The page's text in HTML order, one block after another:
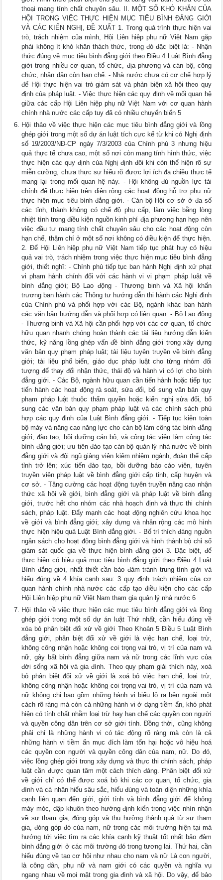
thoại mang tính chất chuyên sâu. II. MỘT SỐ KHÓ KHĂN CỦA
HỘI TRONG VIỆC THỰC HIỆN MỤC TIÊU BÌNH ĐẲNG GIỚI
VÀ CÁC KIẾN NGHỊ, ĐỀ XUẤT 1. Trong quá trình thực hiện vai
trò, trách nhiệm của mình, Hội Liên hiệp phụ nữ Việt Nam gặp
phải không ít khó khăn thách thức, trong đó đặc biệt là: - Nhận
thức đúng về mục tiêu bình đẳng giới theo Điều 4 Luật Bình đẳng
giới trong nhiều cơ quan, tổ chức, địa phương và cán bộ, công
chức, nhân dân còn hạn chế. - Nhà nước chưa có cơ chế hợp lý
để Hội thực hiện vai trò giám sát và phản biện xã hội theo quy
định của pháp luật. - Việc thực hiện các quy định về mối quan hệ
giữa các cấp Hội Liên hiệp phụ nữ Việt Nam với cơ quan hành
chính nhà nước các cấp tuy đã có nhiều chuyển biến 5
Hội thảo về việc thực hiện các mục tiêu bình đẳng giới và lồng
ghép giới trong một số dự án luật tích cực kể từ khi có Nghị định
số 19/2003/NĐ-CP ngày 7/3/2003 của Chính phủ 3 nhưng hiệu
quả thực tế chưa cao, một số nơi còn mang tính hình thức, việc
thực hiện các quy định của Nghị định đôi khi còn thể hiện rõ sự
miễn cưỡng, chưa thực sự hiểu rõ được lợi ích đa chiều thực tế
mang lại trong mối quan hệ này. - Hội không đủ nguồn lực tài
chính để thực hiện trên diện rộng các hoạt động hỗ trợ phụ nữ
thực hiện mục tiêu bình đẳng giới. - Cán bộ Hội cơ sở ở đa số
các tỉnh, thành không có chế độ phụ cấp, làm việc bằng lòng
nhiệt tình trong điều kiện nguồn kinh phí địa phương hạn hẹp nên
việc đầu tư mang tính chất chuyên sâu cho các hoạt động còn
hạn chế, thậm chí ở một số nơi không có điều kiện để thực hiện.
2. Để Hội Liên hiệp phụ nữ Việt Nam tiếp tục phát huy có hiệu
quả vai trò, trách nhiệm trong việc thực hiện mục tiêu bình đẳng
giới, thiết nghĩ: - Chính phủ tiếp tục ban hành Nghị định xử phạt
vi phạm hành chính đối với các hành vi vi phạm pháp luật về
bình đẳng giới; Bộ Lao động - Thương binh và Xã hội khẩn
trương ban hành các Thông tư hướng dẫn thi hành các Nghị định
của Chính phủ và phối hợp với các Bộ, ngành khác ban hành
các văn bản hướng dẫn và phối hợp có liên quan. - Bộ Lao động
- Thương binh và Xã hội cần phối hợp với các cơ quan, tổ chức
hữu quan nhanh chóng hoàn thành các tài liệu hướng dẫn kiến
thức, kỹ năng lồng ghép vấn đề bình đẳng giới trong xây dựng
văn bản quy phạm pháp luật; tài liệu tuyên truyền về bình đẳng
giới; tài liệu phổ biến, giáo dục pháp luật cho từng nhóm đối
tượng để thay đổi nhận thức, thái độ và hành vi có lợi cho bình
đẳng giới. - Các Bộ, ngành hữu quan cần tiến hành hoặc tiếp tục
tiến hành các hoạt động rà soát, sửa đổi, bổ sung văn bản quy
phạm pháp luật thuộc thẩm quyền hoặc kiến nghị sửa đổi, bổ
sung các văn bản quy phạm pháp luật và các chính sách phù
hợp các quy định của Luật Bình đẳng giới. - Tiếp tục kiện toàn
bộ máy và nâng cao năng lực cho cán bộ làm công tác bình đẳng
giới; đào tạo, bồi dưỡng cán bộ, và cộng tác viên làm công tác
bình đẳng giới; ưu tiên đào tạo cán bộ quản lý nhà nước về bình
đẳng giới và đội ngũ giảng viên kiêm nhiệm ngành, đoàn thể cấp
tỉnh trở lên; xúc tiến đào tạo, bồi dưỡng báo cáo viên, tuyên
truyền viên pháp luật về bình đẳng giới cấp tỉnh, cấp huyện và
cơ sở. - Tăng cường các hoạt động tuyên truyền nâng cao nhận
thức xã hội về giới, bình đẳng giới và pháp luật về bình đẳng
giới, trước hết cho nhóm các nhà hoạch định và thực thi chính
sách, pháp luật. Đẩy mạnh các hoạt động nghiên cứu khoa học
về giới và bình đẳng giới; xây dựng và nhân rộng các mô hình
thực hiện hiệu quả Luật Bình đẳng giới. - Bố trí thích đáng nguồn
ngân sách cho hoạt động bình đẳng giới và hình thành bộ chỉ số
giám sát quốc gia về thực hiện bình đẳng giới 3. Đặc biệt, để
thực hiện có hiệu quả mục tiêu bình đẳng giới theo Điều 4 Luật
Bình đẳng giới, nhất thiết cần bảo đảm tránh trung tính giới và
hiểu đúng về 4 khía cạnh sau: 3 quy định trách nhiệm của cơ
quan hành chính nhà nước các cấp tạo điều kiện cho các cấp
Hội Liên hiệp phụ nữ Việt Nam tham gia quản lý nhà nước 6
Hội thảo về việc thực hiện các mục tiêu bình đẳng giới và lồng
ghép giới trong một số dự án luật Thứ nhất, cần hiểu đúng về
xóa bỏ phân biệt đối xử về giới Theo Khoản 5 Điều 5 Luật Bình
đẳng giới, phân biệt đối xử về giới là việc hạn chế, loại trừ,
không công nhận hoặc không coi trọng vai trò, vị trí của nam và
nữ, gây bất bình đẳng giữa nam và nữ trong các lĩnh vực của
đời sống xã hội và gia đình. Theo quy phạm giải thích này, xoá
bỏ phân biệt đối xử về giới là xoá bỏ việc hạn chế, loại trừ,
không công nhận hoặc không coi trọng vai trò, vị trí của nam và
nữ không chỉ bao gồm những hành vi biểu lộ ra bên ngoài một
cách rõ ràng mà còn cả những hành vi ở dạng tiềm ẩn, khó phát
hiện có tính chất nhằm loại trừ hay hạn chế các quyền con người
và quyền công dân trên cơ sở giới tính. Đồng thời, cũng không
phải chỉ là những hành vi có tác động rõ ràng mà còn là cả
những hành vi tiềm ẩn mục đích làm tổn hại hoặc vô hiệu hoá
các quyền con người và quyền công dân của nam, nữ. Do đó,
việc lồng ghép giới trong xây dựng và thực thi chính sách, pháp
luật cần được quan tâm một cách thích đáng. Phân biệt đối xử
về giới chỉ có thể được xoá bỏ khi các cơ quan, tổ chức, gia
đình và cá nhân hiểu sâu sắc, hiểu đúng và toàn diện những khía
cạnh liên quan đến giới, giới tính và bình đẳng giới để không
máy móc, dập khuôn theo hướng định kiến trong việc nhìn nhận
về sự tham gia, đóng góp và thụ hưởng thành quả từ sự tham
gia, đóng góp đó của nam, nữ trong các môi trường hiện tại mà
hướng tới việc tìm ra các khía cạnh kỹ thuật tốt nhất bảo đảm
bình đẳng giới ở các môi trường đó trong tương lai. Thứ hai, cần
hiểu đúng về tạo cơ hội như nhau cho nam và nữ Là con người,
là công dân, phụ nữ và nam giới có các quyền và nghĩa vụ
ngang nhau về mọi mặt trong gia đình và xã hội. Do vậy, để bảo